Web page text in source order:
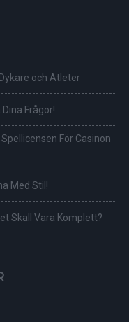
och Atleter
Frågor!
För Casinon
Med Stil!
Skall Vara Komplett?